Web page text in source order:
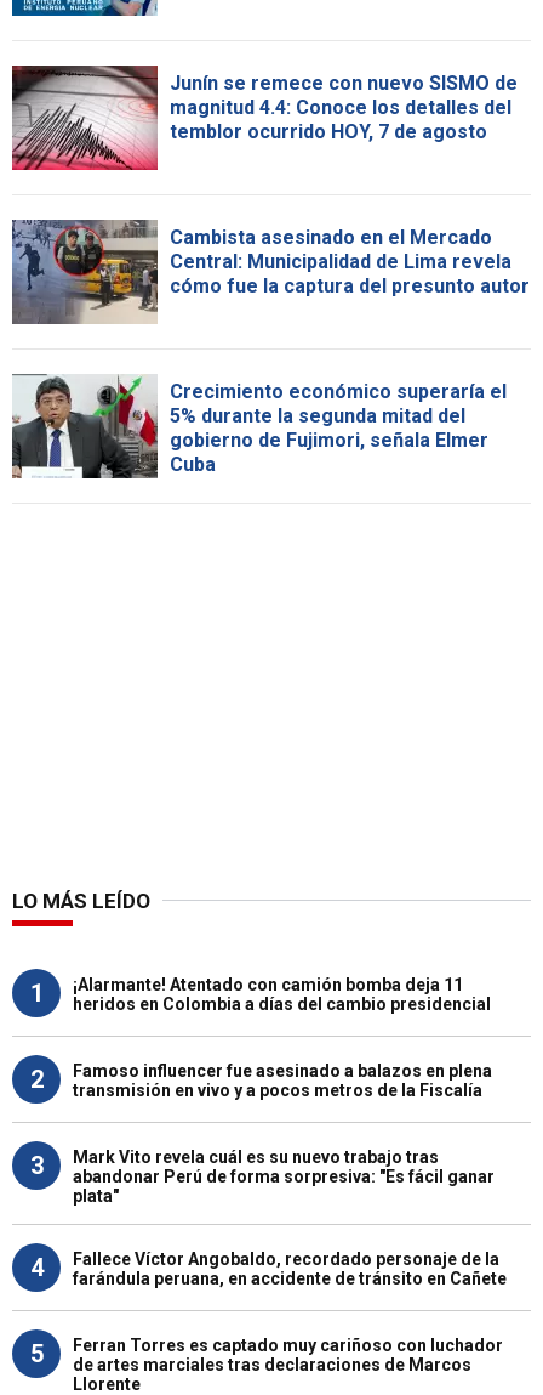
Junín se remece con nuevo SISMO de
magnitud 4.4: Conoce los detalles del
temblor ocurrido HOY, 7 de agosto
Cambista asesinado en el Mercado
Central: Municipalidad de Lima revela
cómo fue la captura del presunto autor
Crecimiento económico superaría el
5% durante la segunda mitad del
gobierno de Fujimori, señala Elmer
Cuba
LO MÁS LEÍDO
1
¡Alarmante! Atentado con camión bomba deja 11
heridos en Colombia a días del cambio presidencial
2
Famoso influencer fue asesinado a balazos en plena
transmisión en vivo y a pocos metros de la Fiscalía
3
Mark Vito revela cuál es su nuevo trabajo tras
abandonar Perú de forma sorpresiva: "Es fácil ganar
plata"
4
Fallece Víctor Angobaldo, recordado personaje de la
farándula peruana, en accidente de tránsito en Cañete
5
Ferran Torres es captado muy cariñoso con luchador
de artes marciales tras declaraciones de Marcos
Llorente